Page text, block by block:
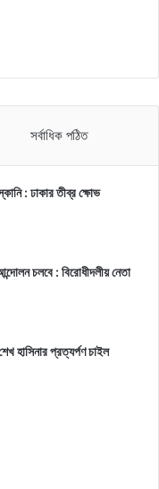
সর্বাধিক পঠিত
: ঢাকার তীব্র ক্ষোভ
চলবে : বিরোধীদলীয় নেতা
হাসিনার প্রত্যর্পণ চাইল